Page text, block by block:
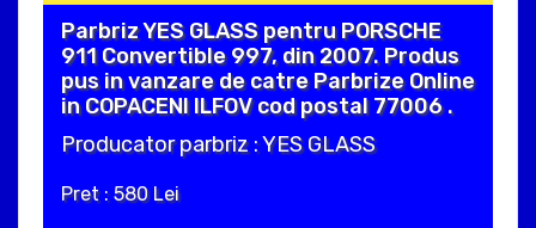
Parbriz YES GLASS pentru PORSCHE
911 Convertible 997, din 2007. Produs
pus in vanzare de catre Parbrize Online
in COPACENI ILFOV cod postal 77006 .
Producator parbriz : YES GLASS
Pret : 580 Lei